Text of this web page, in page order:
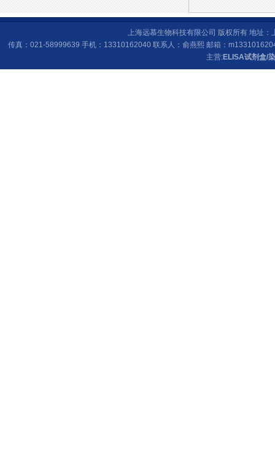
上海远慕生物科技有限公司 版权所有 地址
传真：021-58999639 手机：13310162040 联系人：俞燕熙 邮箱：
主营:ELISA试剂盒/